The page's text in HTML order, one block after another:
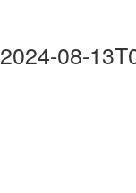
2024-08-